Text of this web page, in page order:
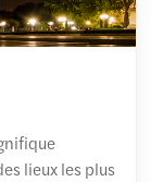
lieux les plus